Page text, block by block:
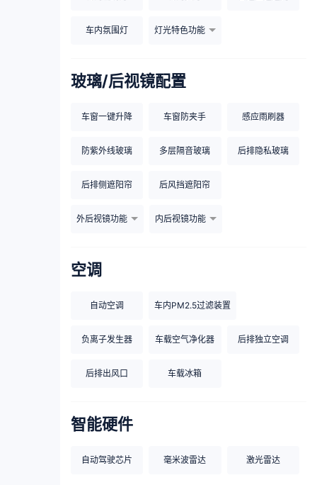
车内氛围灯 灯光特色功能
玻璃/后视镜配置
车窗一键升降 车窗防夹手 感应雨刷器
防紫外线玻璃 多层隔音玻璃 后排隐私玻璃
后排侧遮阳帘 后风挡遮阳帘
外后视镜功能 内后视镜功能
空调
自动空调 车内PM2.5过滤装置
负离子发生器 车载空气净化器 后排独立空调
后排出风口 车载冰箱
智能硬件
自动驾驶芯片 毫米波雷达 激光雷达